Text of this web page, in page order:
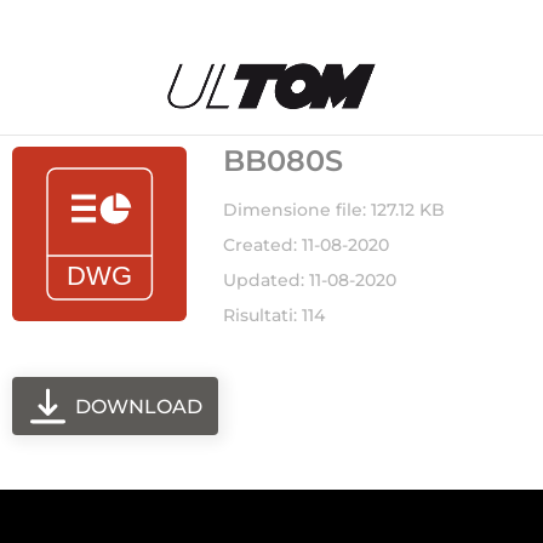
BB080S
Dimensione file: 127.12 KB
Created: 11-08-2020
Updated: 11-08-2020
Risultati: 114
DOWNLOAD